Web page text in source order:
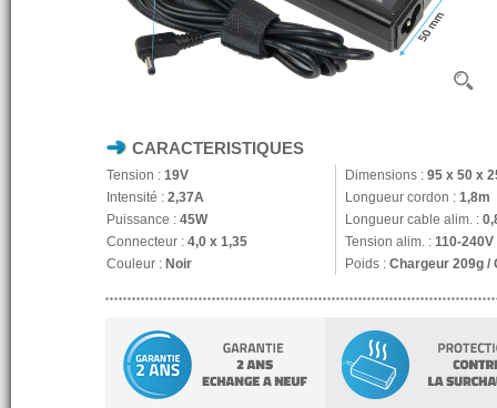
CARACTERISTIQUES
Tension : 19V Dimensions : 95 x 50 x
Intensité : 2,37A Longueur cordon : 1,8m
Puissance : 45W Longueur cable alim. :
Connecteur : 4,0 x 1,35 Tension alim. : 110-240V
Couleur : Noir Poids : Chargeur 209g /